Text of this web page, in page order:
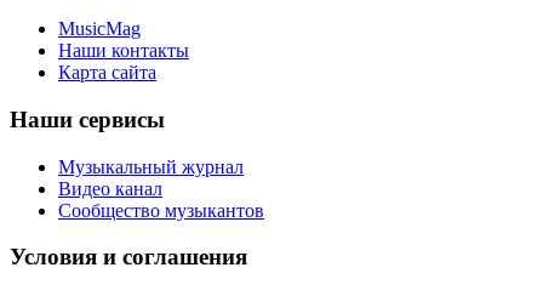
MusicMag
Наши контакты
Карта сайта
Наши сервисы
Музыкальный журнал
Видео канал
Сообщество музыкантов
Условия и соглашения